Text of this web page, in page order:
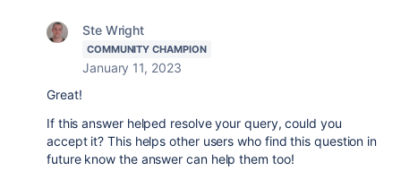
Ste Wright
COMMUNITY CHAMPION
January 11, 2023
Great!
If this answer helped resolve your query, could you
accept it? This helps other users who find this question in
future know the answer can help them too!